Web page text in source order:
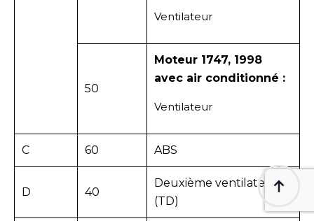
Ventilateur
50
Moteur 1747, 1998
avec air conditionné :
Ventilateur
C 60 ABS
D 40
Deuxième ventilateur
(TD)